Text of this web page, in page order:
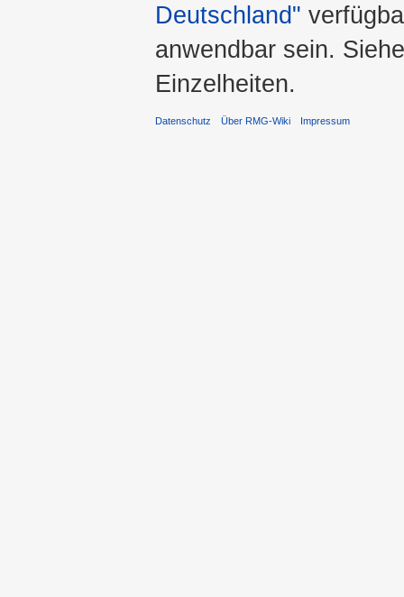
Deutschland"
anwendbar sein.
Einzelheiten.
Datenschutz Über RMG-Wiki Impressum